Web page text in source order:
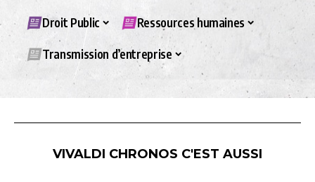
Droit Public Ressources humaines
Transmission d’entreprise
VIVALDI CHRONOS C'EST AUSSI